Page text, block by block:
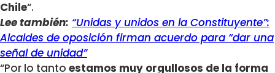
Chile“.
Lee también: “Unidas y unidos en la Constituyente”:
Alcaldes de oposición firman acuerdo para “dar una
señal de unidad”
“Por lo tanto estamos muy orgullosos de la forma